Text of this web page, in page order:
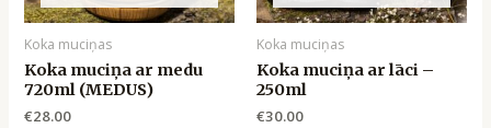
Koka muciņas
Koka muciņa ar medu
720ml (MEDUS)
€28.00
Koka muciņas
Koka muciņa ar lāci –
250ml
€30.00